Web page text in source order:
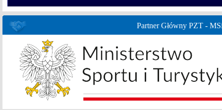
Partner Główny PZT -